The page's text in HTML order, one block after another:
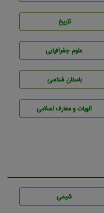
تاريخ
علوم جغرافيايی
باستان شناسی
الهیات و معارف اسلامی
شيمی